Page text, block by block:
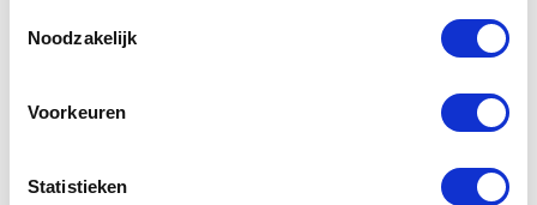
Noodzakelijk
Voorkeuren
Statistieken
Totaal aantal geïnstalleerde accupacks
2